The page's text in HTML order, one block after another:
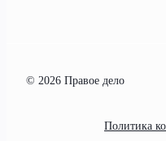
© 2026 Правое дело
Политика